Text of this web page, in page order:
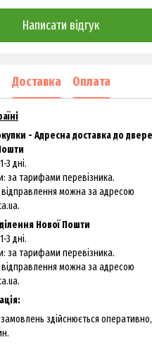
Написати відгук
Доставка Оплата
- Адресна доставка до
3 дні.
за тарифами перевізника.
можна за адресою
Нової Пошти
3 дні.
за тарифами перевізника.
можна за адресою
здійснюється